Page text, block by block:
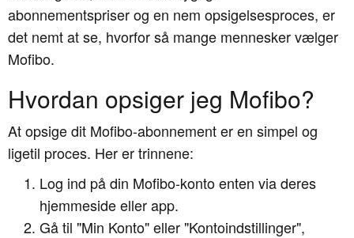
abonnementspriser og en nem opsigelsesproces, er
det nemt at se, hvorfor så mange mennesker vælger
Mofibo.
Hvordan opsiger jeg Mofibo?
At opsige dit Mofibo-abonnement er en simpel og
ligetil proces. Her er trinnene:
Log ind på din Mofibo-konto enten via deres
hjemmeside eller app.
Gå til "Min Konto" eller "Kontoindstillinger",